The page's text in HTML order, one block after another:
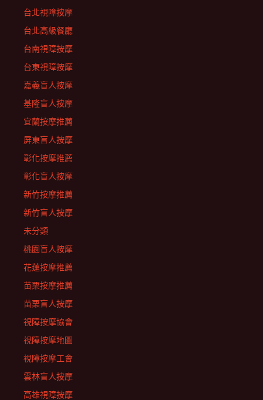
台北視障按摩
台北高級餐廳
台南視障按摩
台東視障按摩
嘉義盲人按摩
基隆盲人按摩
宜蘭按摩推薦
屏東盲人按摩
彰化按摩推薦
彰化盲人按摩
新竹按摩推薦
新竹盲人按摩
未分類
桃園盲人按摩
花蓮按摩推薦
苗栗按摩推薦
苗栗盲人按摩
視障按摩協會
視障按摩地圖
視障按摩工會
雲林盲人按摩
高雄視障按摩